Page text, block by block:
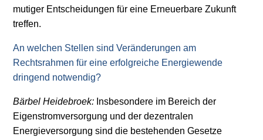
mutiger Entscheidungen für eine Erneuerbare Zukunft
treffen.
An welchen Stellen sind Veränderungen am
Rechtsrahmen für eine erfolgreiche Energiewende
dringend notwendig?
Bärbel Heidebroek: Insbesondere im Bereich der
Eigenstromversorgung und der dezentralen
Energieversorgung sind die bestehenden Gesetze